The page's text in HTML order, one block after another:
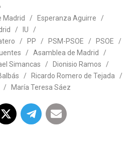
Madrid / Esperanza Aguirre
/
/ IU
/
/ PP / PSM-PSOE / PSOE
/
/ Asamblea de Madrid
/
Simancas / Dionisio Ramos
/
/ Ricardo Romero de Tejada
/
/ María Teresa Sáez